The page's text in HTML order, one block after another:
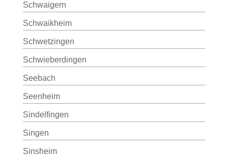
Schwaigern
Schwaikheim
Schwetzingen
Schwieberdingen
Seebach
Seenheim
Sindelfingen
Singen
Sinsheim